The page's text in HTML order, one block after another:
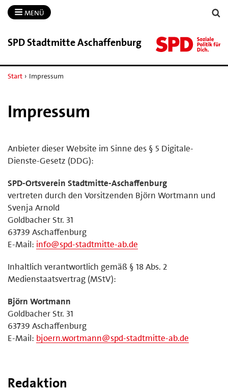
MENÜ
SPD Stadtmitte Aschaffenburg
Start › Impressum
Impressum
Anbieter dieser Website im Sinne des § 5 Digitale-
Dienste-Gesetz (DDG):
SPD-Ortsverein Stadtmitte-Aschaffenburg
vertreten durch den Vorsitzenden Björn Wortmann und
Svenja Arnold
Goldbacher Str. 31
63739 Aschaffenburg
E-Mail: info@spd-stadtmitte-ab.de
Inhaltlich verantwortlich gemäß § 18 Abs. 2
Medienstaatsvertrag (MStV):
Björn Wortmann
Goldbacher Str. 31
63739 Aschaffenburg
E-Mail: bjoern.wortmann@spd-stadtmitte-ab.de
Redaktion